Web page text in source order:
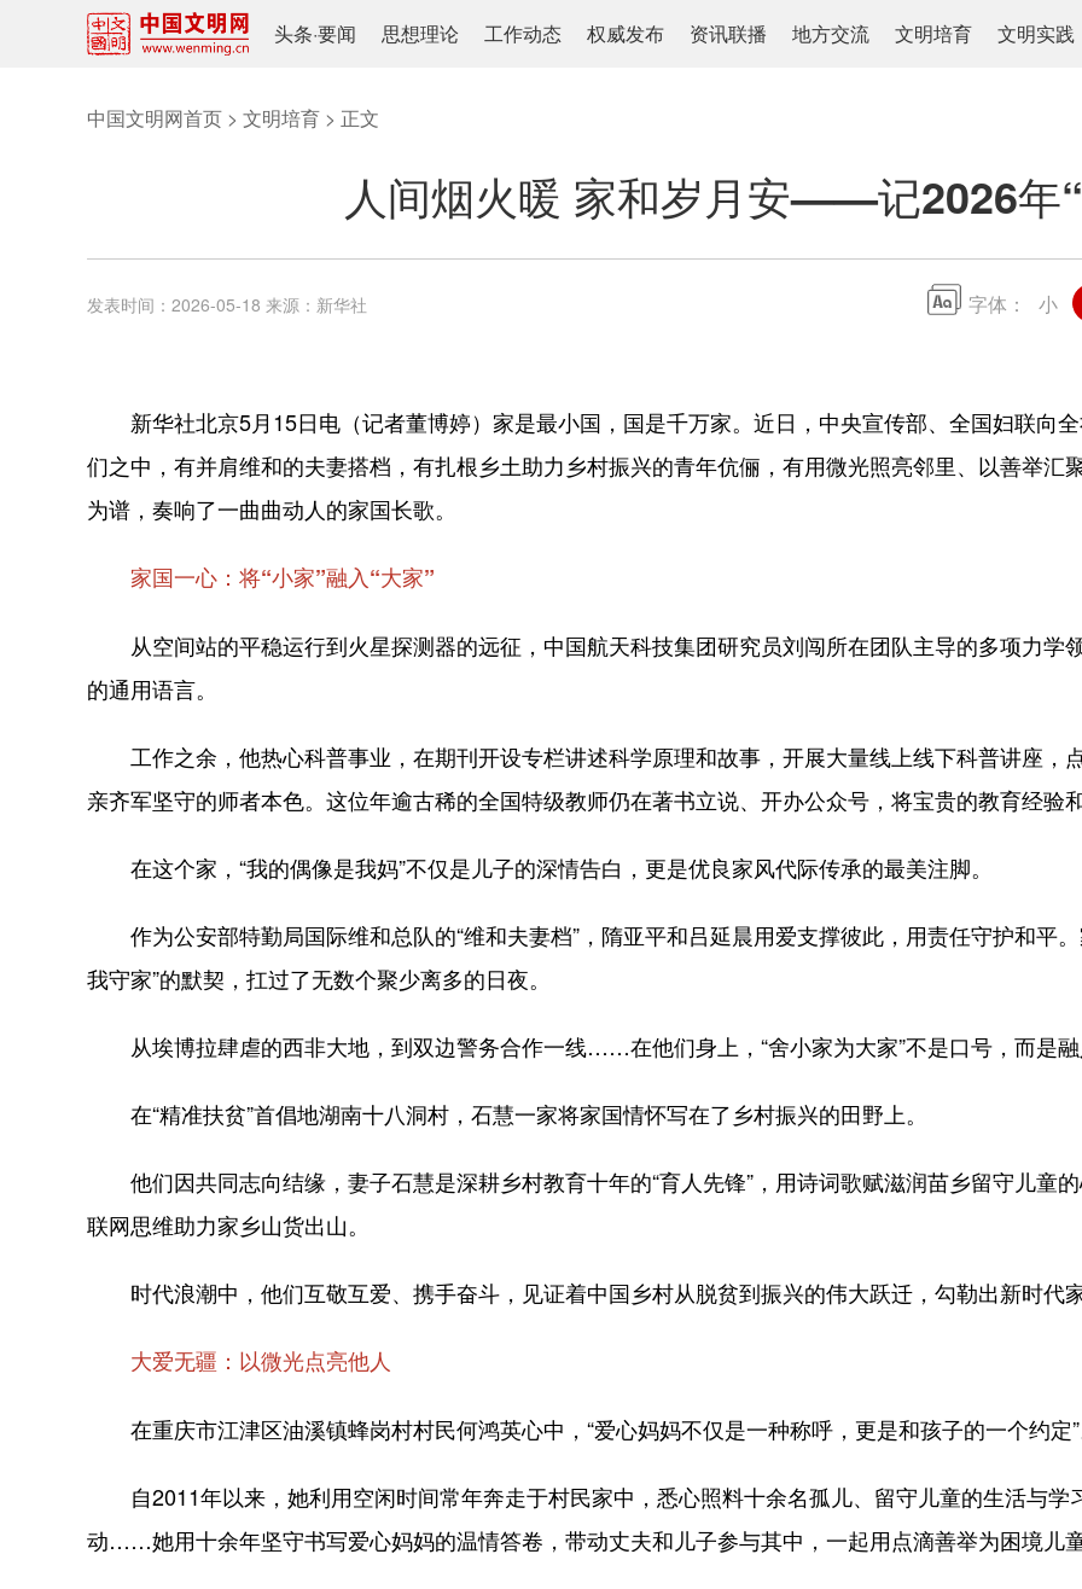
头条·要闻 思想理论 工作动态 权威发布 资讯联播 地方交流 文明培育 文明实践
中国文明网首页 > 文明培育 > 正文
人间烟火暖 家和岁月安——记2026年
发表时间： 2026-05-18 来源： 新华社 字体： 小
新华社北京5月15日电（记者董博婷）家是最小国，国是千万家。近日，中央宣传部、全国妇联向全
们之中，有并肩维和的夫妻搭档，有扎根乡土助力乡村振兴的青年伉俪，有用微光照亮邻里、以善举
为谱，奏响了一曲曲动人的家国长歌。
家国一心：将“小家”融入“大家”
从空间站的平稳运行到火星探测器的远征，中国航天科技集团研究员刘闯所在团队主导的多项力学
的通用语言。
工作之余，他热心科普事业，在期刊开设专栏讲述科学原理和故事，开展大量线上线下科普讲座，
亲齐军坚守的师者本色。这位年逾古稀的全国特级教师仍在著书立说、开办公众号，将宝贵的教育经验
在这个家，“我的偶像是我妈”不仅是儿子的深情告白，更是优良家风代际传承的最美注脚。
作为公安部特勤局国际维和总队的“维和夫妻档”，隋亚平和吕延晨用爱支撑彼此，用责任守护和平
我守家”的默契，扛过了无数个聚少离多的日夜。
从埃博拉肆虐的西非大地，到双边警务合作一线……在他们身上，“舍小家为大家”不是口号，而是
在“精准扶贫”首倡地湖南十八洞村，石慧一家将家国情怀写在了乡村振兴的田野上。
他们因共同志向结缘，妻子石慧是深耕乡村教育十年的“育人先锋”，用诗词歌赋滋润苗乡留守儿童
联网思维助力家乡山货出山。
时代浪潮中，他们互敬互爱、携手奋斗，见证着中国乡村从脱贫到振兴的伟大跃迁，勾勒出新时代
大爱无疆：以微光点亮他人
在重庆市江津区油溪镇蜂岗村村民何鸿英心中，“爱心妈妈不仅是一种称呼，更是和孩子的一个约定
自2011年以来，她利用空闲时间常年奔走于村民家中，悉心照料十余名孤儿、留守儿童的生活与学
动……她用十余年坚守书写爱心妈妈的温情答卷，带动丈夫和儿子参与其中，一起用点滴善举为困境儿